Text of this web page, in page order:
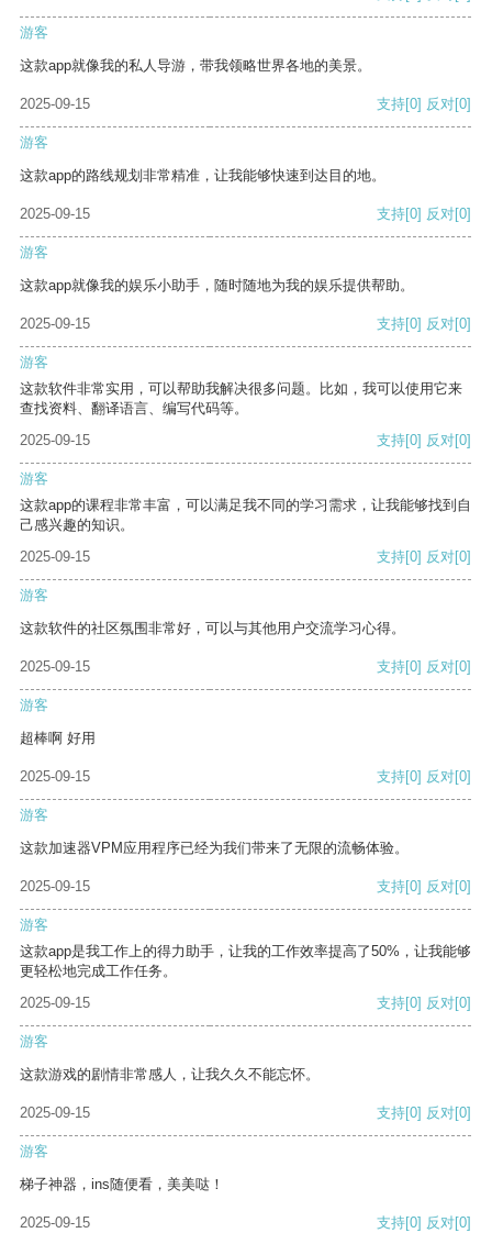
游客
这款app就像我的私人导游，带我领略世界各地的美景。
2025-09-15 支持[0] 反对[0]
游客
这款app的路线规划非常精准，让我能够快速到达目的地。
2025-09-15 支持[0] 反对[0]
游客
这款app就像我的娱乐小助手，随时随地为我的娱乐提供帮助。
2025-09-15 支持[0] 反对[0]
游客
这款软件非常实用，可以帮助我解决很多问题。比如，我可以使用它来
查找资料、翻译语言、编写代码等。
2025-09-15
支持[0] 反对[0]
游客
这款app的课程非常丰富，可以满足我不同的学习需求，让我能够找到自
己感兴趣的知识。
2025-09-15
支持[0] 反对[0]
游客
这款软件的社区氛围非常好，可以与其他用户交流学习心得。
2025-09-15 支持[0] 反对[0]
游客
超棒啊 好用
2025-09-15 支持[0] 反对[0]
游客
这款加速器VPM应用程序已经为我们带来了无限的流畅体验。
2025-09-15 支持[0] 反对[0]
游客
这款app是我工作上的得力助手，让我的工作效率提高了50%，让我能够
更轻松地完成工作任务。
2025-09-15
支持[0] 反对[0]
游客
这款游戏的剧情非常感人，让我久久不能忘怀。
2025-09-15 支持[0] 反对[0]
游客
梯子神器，ins随便看，美美哒！
2025-09-15 支持[0] 反对[0]